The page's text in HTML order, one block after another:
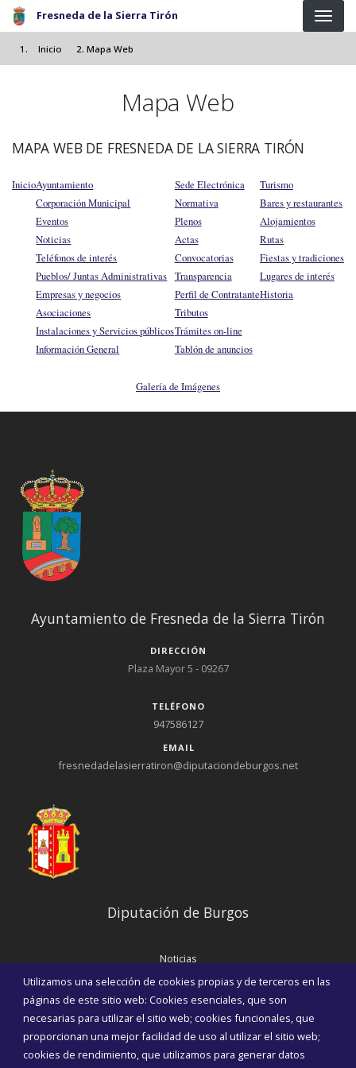
Pasar al contenido principal
Fresneda de la Sierra Tirón
Inicio Mapa Web
Mapa Web
MAPA WEB DE FRESNEDA DE LA SIERRA TIRÓN
InicioAyuntamiento
Corporación Municipal
Eventos
Noticias
Teléfonos de interés
Pueblos/ Juntas Administrativas
Empresas y negocios
Asociaciones
Instalaciones y Servicios públicos
Información General
Sede Electrónica
Normativa
Plenos
Actas
Convocatorias
Transparencia
Perfil de Contratante
Tributos
Trámites on-line
Tablón de anuncios
Turismo
Bares y restaurantes
Alojamientos
Rutas
Fiestas y tradiciones
Lugares de interés
Historia
Galería de Imágenes
Utilizamos una selección de cookies propias y de terceros en las
páginas de este sitio web: Cookies esenciales, que son
necesarias para utilizar el sitio web; cookies funcionales, que
proporcionan una mejor facilidad de uso al utilizar el sitio web;
cookies de rendimiento, que utilizamos para generar datos
Ayuntamiento de Fresneda de la Sierra Tirón
DIRECCIÓN
Plaza Mayor 5 - 09267
TELÉFONO
947586127
EMAIL
fresnedadelasierratiron@diputaciondeburgos.net
Diputación de Burgos
Noticias
Eventos
Corporación Municipal
Teléfonos de interés
INICIAR SESIÓN